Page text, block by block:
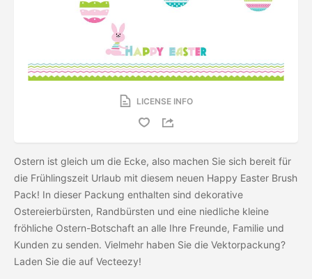
LICENSE INFO
Ostern ist gleich um die Ecke, also machen Sie sich bereit für
die Frühlingszeit Urlaub mit diesem neuen Happy Easter Brush
Pack! In dieser Packung enthalten sind dekorative
Ostereierbürsten, Randbürsten und eine niedliche kleine
fröhliche Ostern-Botschaft an alle Ihre Freunde, Familie und
Kunden zu senden. Vielmehr haben Sie die Vektorpackung?
Laden Sie die auf Vecteezy!